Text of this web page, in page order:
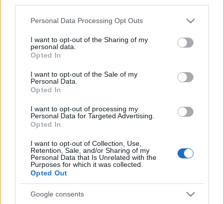
Please note that this website/app uses one or more Google
not limited to your visit or usage behaviour. You may click to
grant or deny consent to Google and its third-party tags to
use your data for below specified purposes in below Google
consent section.
Personal Data Processing Opt Outs
I want to opt-out of the Sharing of my
personal data.
Opted In
I want to opt-out of the Sale of my
Personal Data.
Opted In
I want to opt-out of processing my
Personal Data for Targeted Advertising.
Opted In
I want to opt-out of Collection, Use,
Retention, Sale, and/or Sharing of my
Personal Data that Is Unrelated with the
Purposes for which it was collected.
Opted Out
Google consents
A szilveszteri showműsor további
juthat tovább az elődöntőbe, ráadásul az
izgalmat fokozza, hogy nem a zsűri, hanem a
alapján.
évadában a szórakozást nemcsak a sosem látott
módon színpadra álmodott örökzöld dalok
biztosítják, hanem a Csináljuk a fesztivált! zsűrije
Korda György és Balázs Klárialappillérei a
műsornak. Olyanok, mint egy élő magyar könnyűzenei
enciklopédia, olyan történeteket mesélnek a felcsendülő
dalokról, előadóikról, szerzőikről, amelyeket közösen
éltek át velük, így kevésbé, vagy egyáltalán nem ismert
dolgokat is megtudhatnak róluk a nézők.”